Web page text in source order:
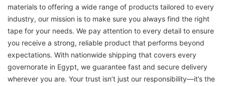
materials to offering a wide range of products tailored to every
industry, our mission is to make sure you always find the right
tape for your needs. We pay attention to every detail to ensure
you receive a strong, reliable product that performs beyond
expectations. With nationwide shipping that covers every
governorate in Egypt, we guarantee fast and secure delivery
wherever you are. Your trust isn’t just our responsibility—it’s the